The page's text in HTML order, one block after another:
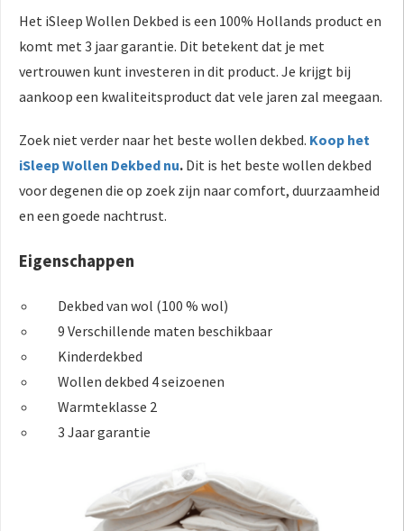
Het iSleep Wollen Dekbed is een 100% Hollands product en
komt met 3 jaar garantie. Dit betekent dat je met
vertrouwen kunt investeren in dit product. Je krijgt bij
aankoop een kwaliteitsproduct dat vele jaren zal meegaan.
Zoek niet verder naar het beste wollen dekbed. Koop het
iSleep Wollen Dekbed nu. Dit is het beste wollen dekbed
voor degenen die op zoek zijn naar comfort, duurzaamheid
en een goede nachtrust.
Eigenschappen
Dekbed van wol (100 % wol)
9 Verschillende maten beschikbaar
Kinderdekbed
Wollen dekbed 4 seizoenen
Warmteklasse 2
3 Jaar garantie